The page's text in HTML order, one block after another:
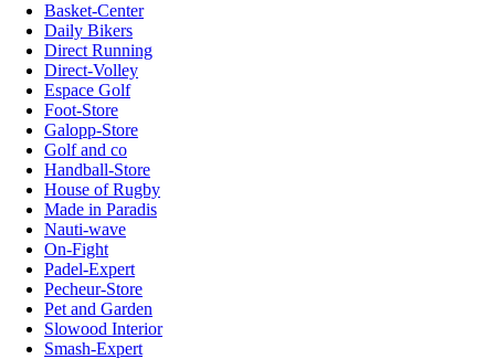
Basket-Center
Daily Bikers
Direct Running
Direct-Volley
Espace Golf
Foot-Store
Galopp-Store
Golf and co
Handball-Store
House of Rugby
Made in Paradis
Nauti-wave
On-Fight
Padel-Expert
Pecheur-Store
Pet and Garden
Slowood Interior
Smash-Expert